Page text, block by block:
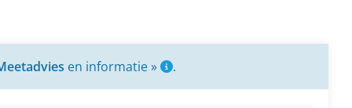
en informatie » .